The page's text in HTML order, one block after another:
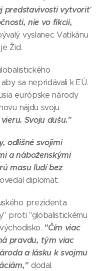
predstavivosti vytvoriť
nie vo fikcii,
vyslanec Vatikánu
Žid.
sa nepridávali k EÚ.
európske národy
nájdu svoju
Svoju dušu."
odlišné svojimi
a náboženskými
masu ľudí bez
diplomat.
prezidenta
proti "globalistickému
"Čím viac
pravdu, tým viac
a lásku k svojmu
dodal.